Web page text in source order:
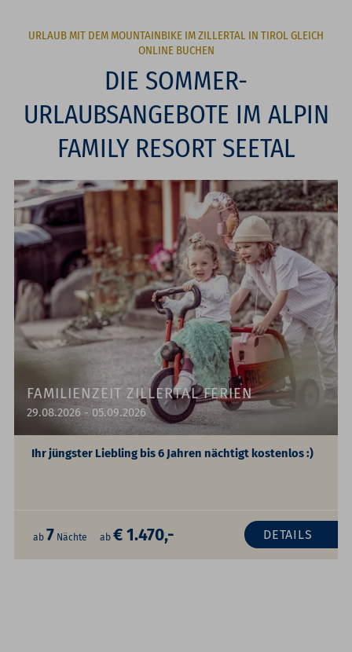
URLAUB MIT DEM MOUNTAINBIKE IM ZILLERTAL IN TIROL GLEICH
ONLINE BUCHEN
DIE SOMMER-
URLAUBSANGEBOTE IM ALPIN
FAMILY RESORT SEETAL
FAMILIENZEIT ZILLERTAL FERIEN
29.08.2026 - 05.09.2026
Ihr jüngster Liebling bis 6 Jahren nächtigt kostenlos :)
ab 7 Nächte ab € 1.470,- DETAILS